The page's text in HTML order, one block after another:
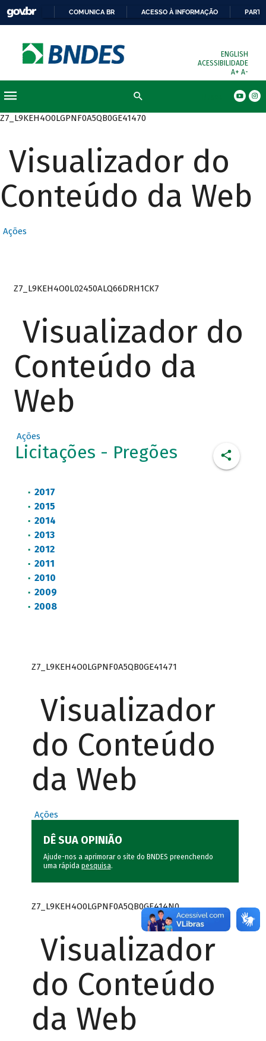
COMUNICA BR ACESSO À INFORMAÇÃO
ENGLISH
ACESSIBILIDADE
A+ A-
Z7_L9KEH4O0LGPNF0A5QB0GE41470
Visualizador do
Conteúdo da Web
Ações
Z7_L9KEH4O0L02450ALQ66DRH1CK7
Visualizador do
Conteúdo da
Web
Ações
Licitações - Pregões
2017
2015
2014
2013
2012
2011
2010
2009
2008
Z7_L9KEH4O0LGPNF0A5QB0GE41471
Visualizador
do Conteúdo
da Web
Ações
DÊ SUA OPINIÃO
Ajude-nos a aprimorar o site do BNDES preenchendo
uma rápida pesquisa.
Z7_L9KEH4O0LGPNF0A5QB0GE414N0
Visualizador
do Conteúdo
da Web